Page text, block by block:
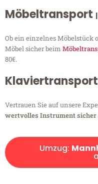
Möbeltransport
Ob ein einzelnes Möbelstück
Möbel sicher beim
80€.
Klaviertransport
Vertrauen Sie auf unsere
wertvolles Instrument sicher
Umzug: